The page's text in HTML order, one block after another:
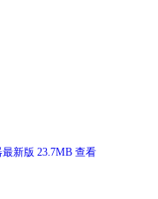
新版 23.7MB 查看